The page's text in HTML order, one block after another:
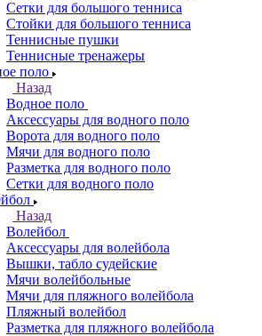
Сетки для большого тенниса
Стойки для большого тенниса
Теннисные пушки
Теннисные тренажеры
поло
Назад
Водное поло
Аксессуары для водного поло
Ворота для водного поло
Мячи для водного поло
Разметка для водного поло
Сетки для водного поло
Назад
Волейбол
Аксессуары для волейбола
Вышки, табло судейские
Мячи волейбольные
Мячи для пляжного волейбола
Пляжный волейбол
Разметка для пляжного волейбола